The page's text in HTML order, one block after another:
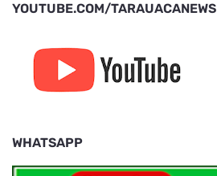
YOUTUBE.COM/TARAUACANEWS
WHATSAPP